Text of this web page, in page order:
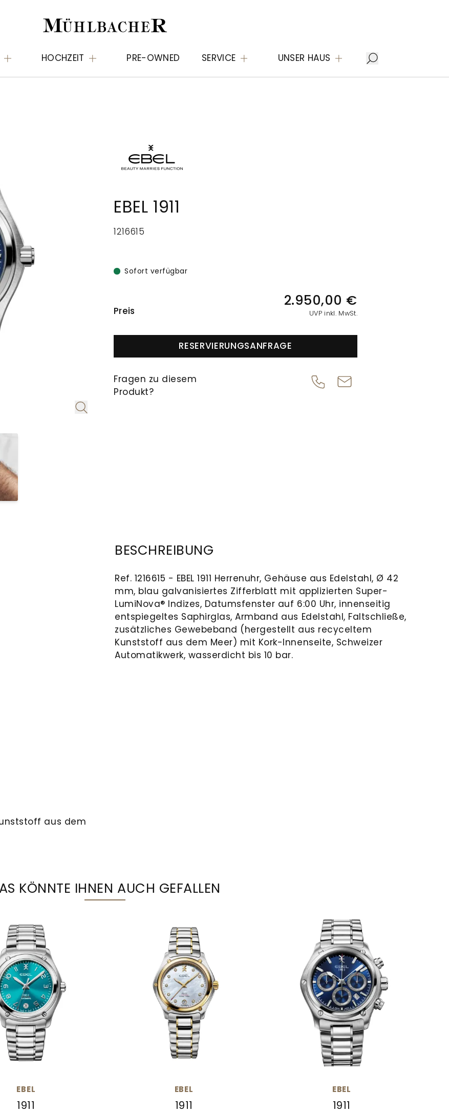
HOCHZEIT PRE-OWNED SERVICE UNSER HAUS
EBEL 1911
1216615
Sofort verfügbar
Preis
2.950,00 €
UVP inkl. MwSt.
RESERVIERUNGSANFRAGE
Fragen zu diesem
Produkt?
aus dem
BESCHREIBUNG
Ref. 1216615 - EBEL 1911 Herrenuhr, Gehäuse aus Edelstahl, Ø 42
mm, blau galvanisiertes Zifferblatt mit applizierten Super-
LumiNova® Indizes, Datumsfenster auf 6:00 Uhr, innenseitig
entspiegeltes Saphirglas, Armband aus Edelstahl, Faltschließe,
zusätzliches Gewebeband (hergestellt aus recyceltem
Kunststoff aus dem Meer) mit Kork-Innenseite, Schweizer
Automatikwerk, wasserdicht bis 10 bar.
KÖNNTE IHNEN AUCH GEFALLEN
EBEL
1911
EBEL
1911
EBEL
1911